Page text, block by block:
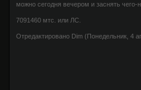
можно сегодня вечером и заснять чего-
7091460 мтс. или ЛС.
Отредактировано Dim (Понедельник, 4